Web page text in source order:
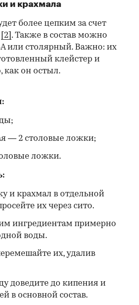
и крахмала
более цепким за счет
[2] . Также в состав можно
или столярный. Важно: их
клейстер и
как он остыл.
— 2 столовые ложки;
ложки.
и крахмал в отдельной
их через сито.
ингредиентам примерно
воды.
их, удалив
доведите до кипения и
в основной состав.